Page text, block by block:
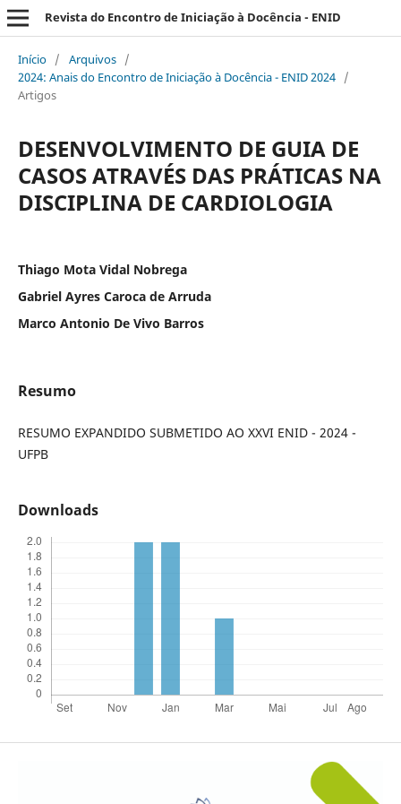
Revista do Encontro de Iniciação à Docência - ENID
Início / Arquivos /
2024: Anais do Encontro de Iniciação à Docência - ENID 2024 /
Artigos
DESENVOLVIMENTO DE GUIA DE
CASOS ATRAVÉS DAS PRÁTICAS NA
DISCIPLINA DE CARDIOLOGIA
Thiago Mota Vidal Nobrega
Gabriel Ayres Caroca de Arruda
Marco Antonio De Vivo Barros
Resumo
RESUMO EXPANDIDO SUBMETIDO AO XXVI ENID - 2024 -
UFPB
Downloads